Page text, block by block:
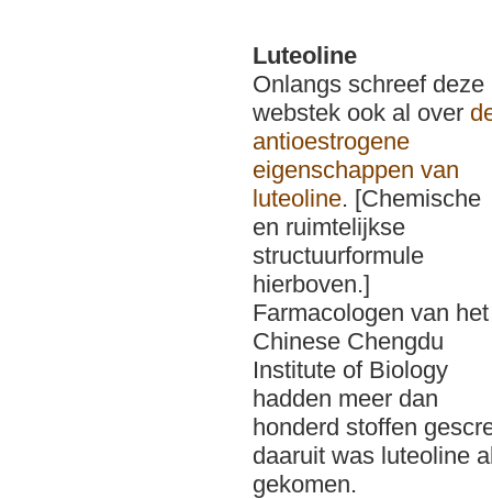
Luteoline
Onlangs schreef deze
webstek ook al over
antioestrogene
eigenschappen van
luteoline. [Chemische
en ruimtelijkse
structuurformule
hierboven.]
Farmacologen van het
Chinese Chengdu
Institute of Biology
hadden meer dan
honderd stoffen
daaruit was luteoline
gekomen.